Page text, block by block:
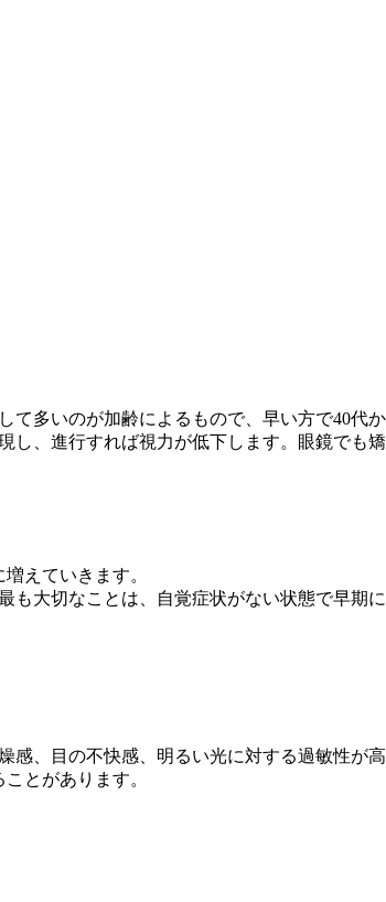
多いのが加齢によるもので、早い方で40代
、進行すれば視力が低下します。眼鏡でも
えていきます。
大切なことは、自覚症状がない状態で早期
、目の不快感、明るい光に対する過敏性が
とがあります。